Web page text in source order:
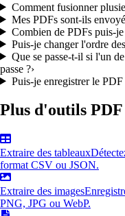
Comment fusionner
Mes PDFs sont-ils
Combien de PDFs puis-
Puis-je changer l'ordre
Que se passe-t-il si l'un
passe ?›
Puis-je enregistrer le
Plus d'outils
Extraire des tableaux
format CSV ou JSON.
Extraire des images
PNG, JPG ou WebP.